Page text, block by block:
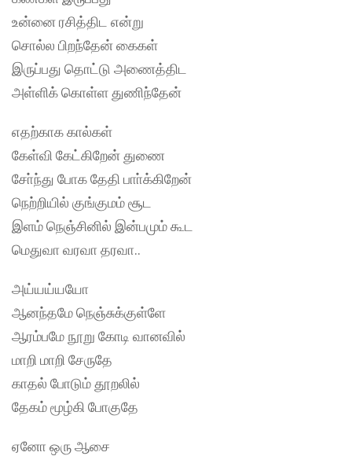
உன்னை ரசித்திட என்று
சொல்ல பிறந்தேன் கைகள்
இருப்பது தொட்டு அணைத்திட
அள்ளிக் கொள்ள துணிந்தேன்
எதற்காக கால்கள்
கேள்வி கேட்கிறேன் துணை
சோ்ந்து போக தேதி பாா்க்கிறேன்
நெற்றியில் குங்குமம் சூட
இளம் நெஞ்சினில் இன்பமும் கூட
மெதுவா வரவா தரவா..
அய்யய்யயோ
ஆனந்தமே நெஞ்சுக்குள்ளே
ஆரம்பமே நூறு கோடி வானவில்
மாறி மாறி சேருதே
காதல் போடும் தூறலில்
தேகம் மூழ்கி போகுதே
ஏனோ ஒரு ஆசை